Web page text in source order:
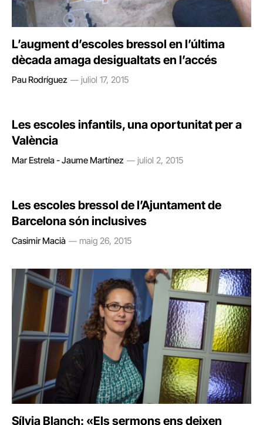
L’augment d’escoles bressol en l’última
dècada amaga desigualtats en l’accés
Pau Rodríguez juliol 17, 2015
Les escoles infantils, una oportunitat per a
València
Mar Estrela - Jaume Martínez juliol 2, 2015
Les escoles bressol de l’Ajuntament de
Barcelona són inclusives
Casimir Macià maig 26, 2015
Sílvia Blanch: «Els sermons ens deixen